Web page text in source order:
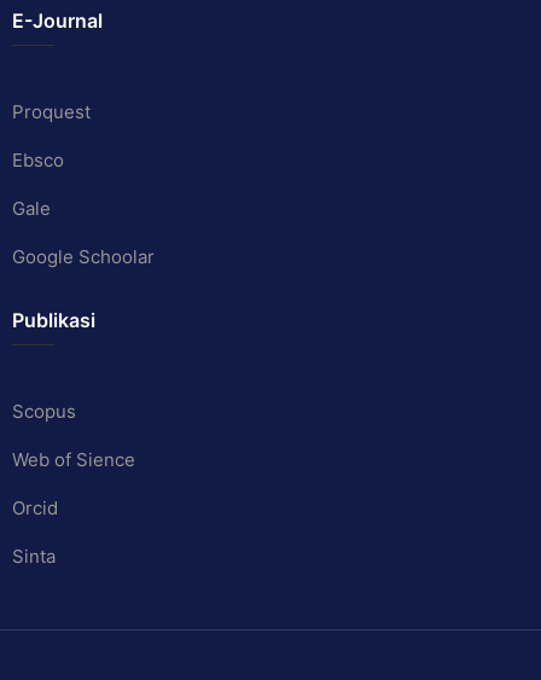
E-Journal
Proquest
Ebsco
Gale
Google Schoolar
Publikasi
Scopus
Web of Sience
Orcid
Sinta